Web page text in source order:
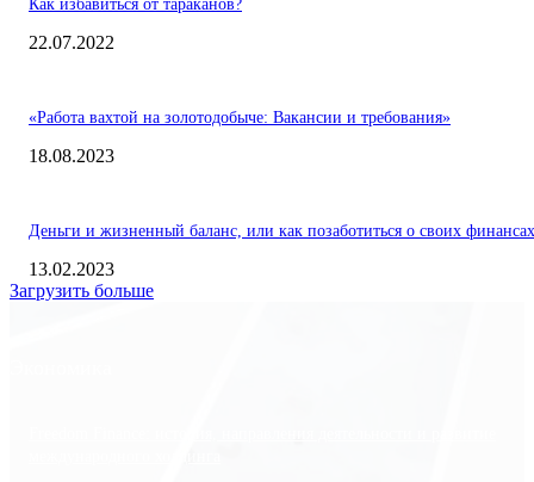
Как избавиться от тараканов?
22.07.2022
«Работа вахтой на золотодобыче: Вакансии и требования»
18.08.2023
Деньги и жизненный баланс, или как позаботиться о своих финансах
13.02.2023
Загрузить больше